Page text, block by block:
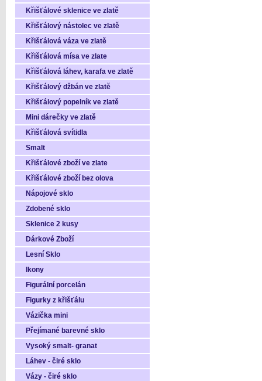
Křišťálové sklenice ve zlatě
Křišťálový nástolec ve zlatě
Křišťálová váza ve zlatě
Křišťálová mísa ve zlate
Křišťálová láhev, karafa ve zlatě
Křišťálový džbán ve zlatě
Křišťálový popelník ve zlatě
Mini dárečky ve zlatě
Křišťálová svítidla
Smalt
Křišťálové zboží ve zlate
Křišťálové zboží bez olova
Nápojové sklo
Zdobené sklo
Sklenice 2 kusy
Dárkové Zboží
Lesní Sklo
Ikony
Figurální porcelán
Figurky z křišťálu
Vázička mini
Přejímané barevné sklo
Vysoký smalt- granat
Láhev - čiré sklo
Vázy - čiré sklo